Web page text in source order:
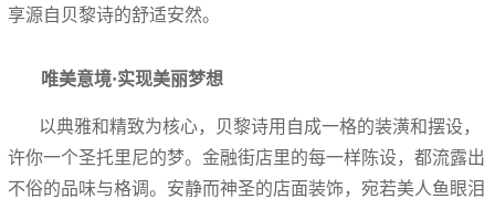
享源自贝黎诗的舒适安然。
唯美意境·实现美丽梦想
以典雅和精致为核心，贝黎诗用自成一格的装潢和摆设，
许你一个圣托里尼的梦。金融街店里的每一样陈设，都流露出
不俗的品味与格调。安静而神圣的店面装饰，宛若美人鱼眼泪